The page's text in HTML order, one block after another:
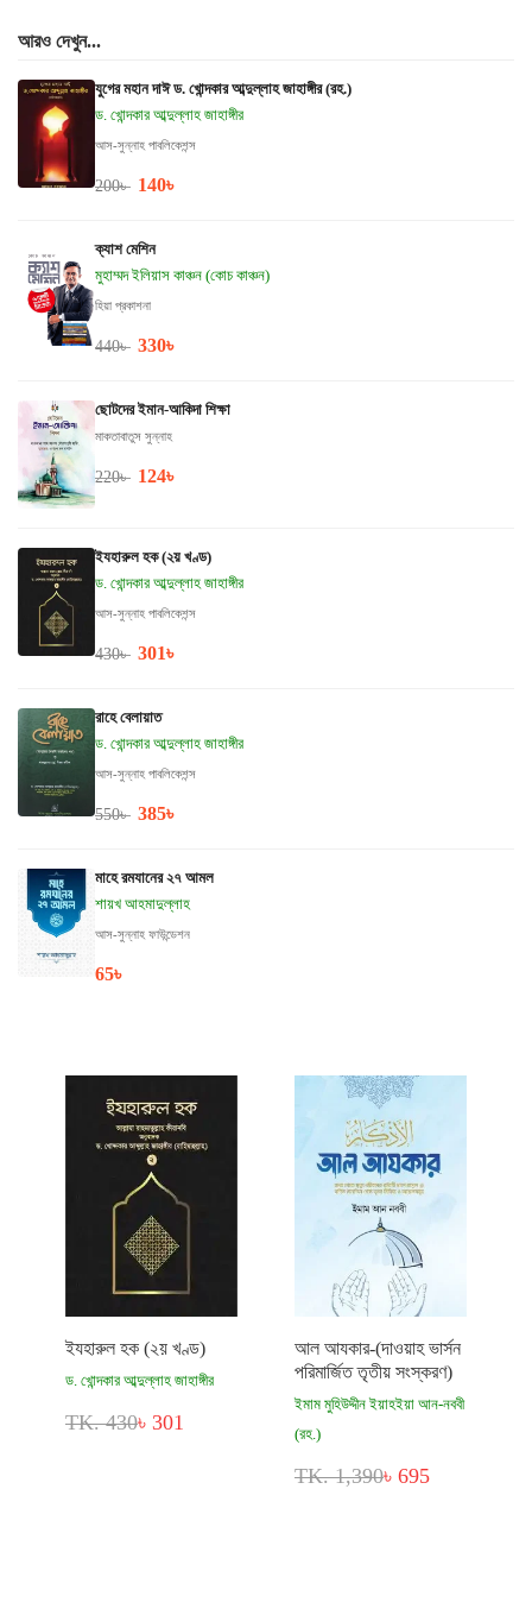
আরও দেখুন...
যুগের মহান দাঈ ড. খোন্দকার আব্দুল্লাহ জাহাঙ্গীর (রহ.)
ড. খোন্দকার আব্দুল্লাহ জাহাঙ্গীর
আস-সুন্নাহ পাবলিকেশন্স
200৳ 140৳
ক্যাশ মেশিন
মুহাম্মদ ইলিয়াস কাঞ্চন (কোচ কাঞ্চন)
হিয়া প্রকাশনা
440৳ 330৳
ছোটদের ইমান-আকিদা শিক্ষা
মাকতাবাতুস সুন্নাহ
220৳ 124৳
ইযহারুল হক (২য় খণ্ড)
ড. খোন্দকার আব্দুল্লাহ জাহাঙ্গীর
আস-সুন্নাহ পাবলিকেশন্স
430৳ 301৳
রাহে বেলায়াত
ড. খোন্দকার আব্দুল্লাহ জাহাঙ্গীর
আস-সুন্নাহ পাবলিকেশন্স
550৳ 385৳
মাহে রমযানের ২৭ আমল
শায়খ আহমাদুল্লাহ
আস-সুন্নাহ ফাউন্ডেশন
65৳
ইযহারুল হক (২য় খণ্ড)
ড. খোন্দকার আব্দুল্লাহ জাহাঙ্গীর
TK. 430৳ 301
আল আযকার-(দাওয়াহ ভার্সন
পরিমার্জিত তৃতীয় সংস্করণ)
ইমাম মুহিউদ্দীন ইয়াহইয়া আন-নববী
(রহ.)
TK. 1,390৳ 695